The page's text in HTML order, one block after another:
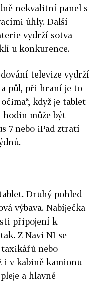
nekvalitní panel s
úhly. Další
vydrží sotva
u konkurence.
televize vydrží
půl, při hraní je to
když je tablet
hodin může být
7 nebo iPad ztratí
Druhý pohled
výbava. Nabíječka
připojení k
Z Navi N1 se
nebo
i v kabině kamionu
a hlavně